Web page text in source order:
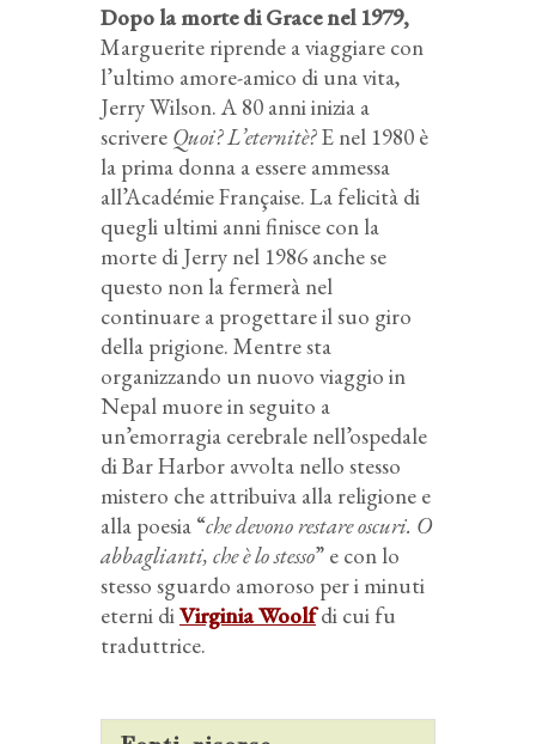
Dopo la morte di Grace nel 1979,
Marguerite riprende a viaggiare con
l’ultimo amore-amico di una vita,
Jerry Wilson. A 80 anni inizia a
scrivere Quoi? L’eternitè?E nel 1980 è
la prima donna a essere ammessa
all’Académie Française. La felicità di
quegli ultimi anni finisce con la
morte di Jerry nel 1986 anche se
questo non la fermerà nel
continuare a progettare il suo giro
della prigione. Mentre sta
organizzando un nuovo viaggio in
Nepal muore in seguito a
un’emorragia cerebrale nell’ospedale
di Bar Harbor avvolta nello stesso
mistero che attribuiva alla religione e
alla poesia “che devono restare oscuri. O
abbaglianti, che è lo stesso” e con lo
stesso sguardo amoroso per i minuti
eterni diVirginia Woolfdi cui fu
traduttrice.